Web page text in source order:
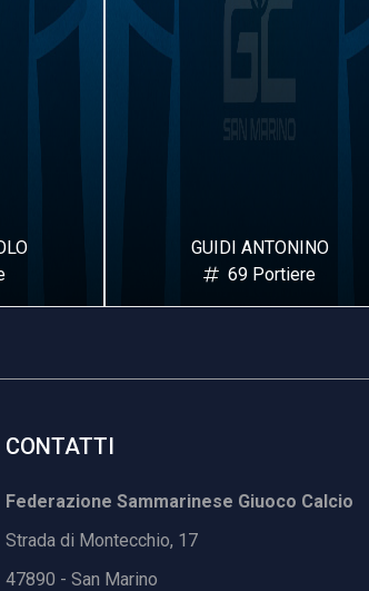
GUIDI ANTONINO
69 Portiere
CONTATTI
Federazione Sammarinese Giuoco Calcio
Strada di Montecchio, 17
47890 - San Marino